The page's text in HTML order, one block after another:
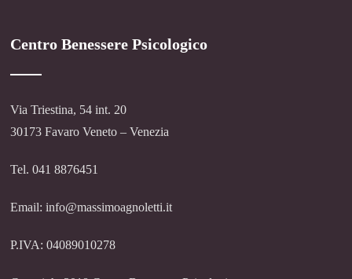
Centro Benessere Psicologico
Via Triestina, 54 int. 20
30173 Favaro Veneto – Venezia
Tel. 041 8876451
Email: info@massimoagnoletti.it
P.IVA: 04089010278